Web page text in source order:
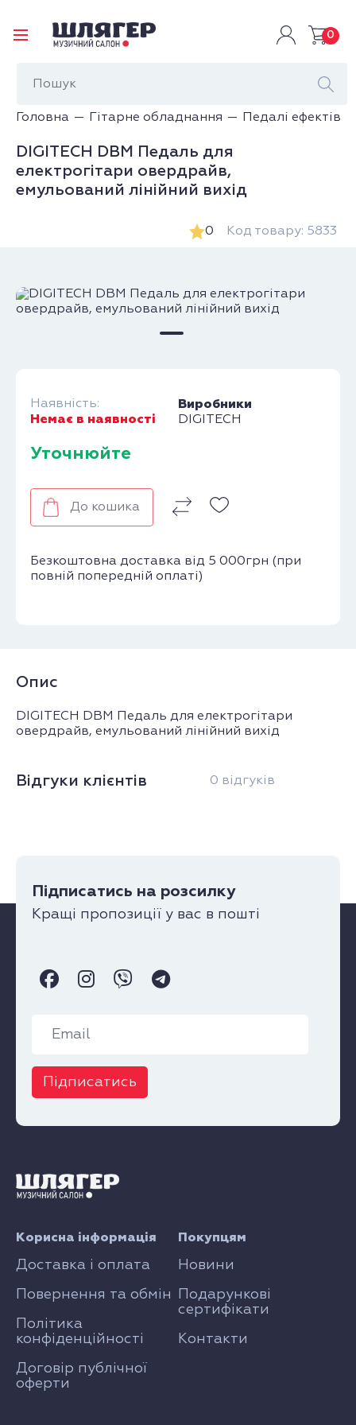
0
Головна Гітарне обладнання Педалі ефектів
DIGITECH DBM Педаль для
електрогітари овердрайв,
емульований лінійний вихід
0 Код товару: 5833
Наявність:
Немає в наявності
Виробники
DIGITECH
Уточнюйте
До кошика
Безкоштовна доставка від 5 000грн (при
повній попередній оплаті)
Опис
DIGITECH DBM Педаль для електрогітари
овердрайв, емульований лінійний вихід
Відгуки клієнтів 0 відгуків
Підписатись на розсилку
Кращі пропозиції у вас в пошті
Підписатись
Покупцям
Новини
Подарункові
сертифікати
Контакти
Корисна інформація
Доставка і оплата
Повернення та обмін
Політика
конфіденційності
Договір публічної
оферти